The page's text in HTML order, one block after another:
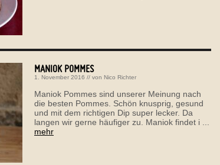
MANIOK POMMES
1. November 2016 // von Nico Richter
Maniok Pommes sind unserer Meinung nach
die besten Pommes. Schön knusprig, gesund
und mit dem richtigen Dip super lecker. Da
langen wir gerne häufiger zu. Maniok findet i ...
mehr